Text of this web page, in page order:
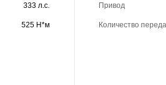
333 л.с.
525 Н*м
Привод
Количество